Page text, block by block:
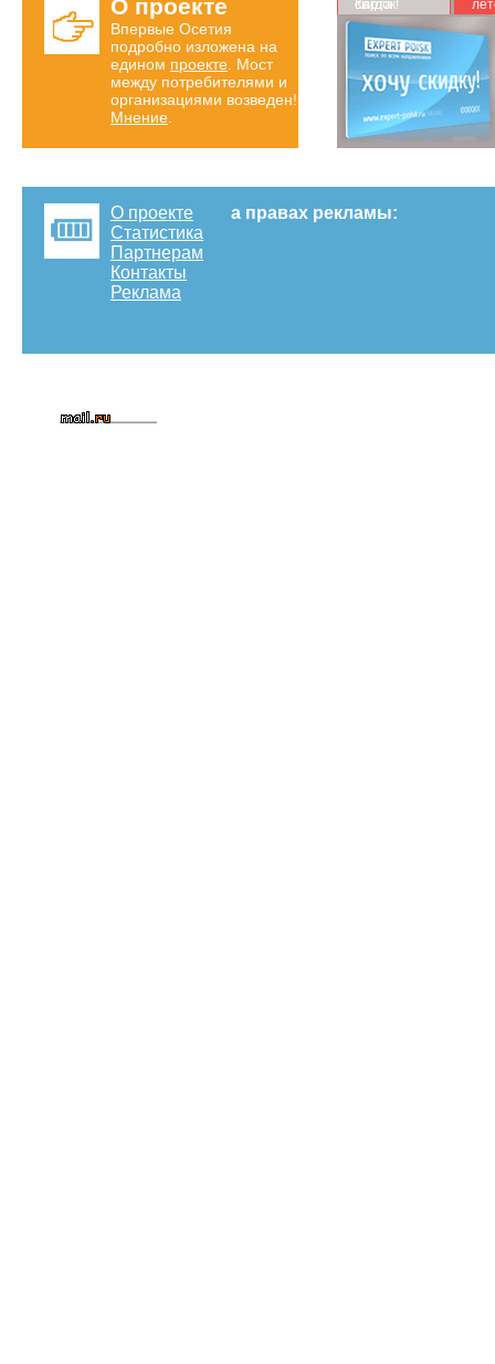
О проекте
Впервые Осетия
подробно изложена на
едином проекте . Мост
между потребителями и
организациями возведен!
Мнение
Карта скидок!
О проекте
Статистика
Партнерам
Контакты
Реклама
а правах рекламы: